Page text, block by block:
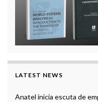
LATEST NEWS
Anatel inicia escuta de